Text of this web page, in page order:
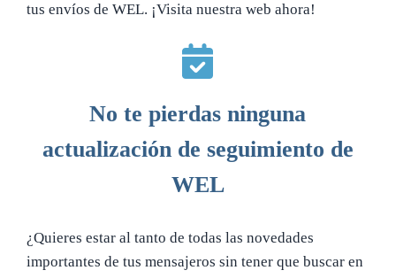
tus envíos de WEL. ¡Visita nuestra web ahora!
No te pierdas ninguna
actualización de seguimiento de
WEL
¿Quieres estar al tanto de todas las novedades
importantes de tus mensajeros sin tener que buscar en